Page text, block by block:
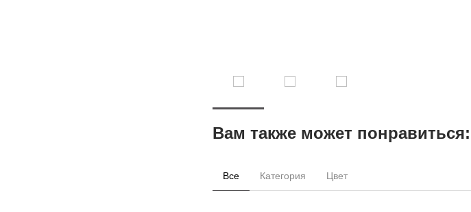
Вам также может понравиться:
Все Категория Цвет